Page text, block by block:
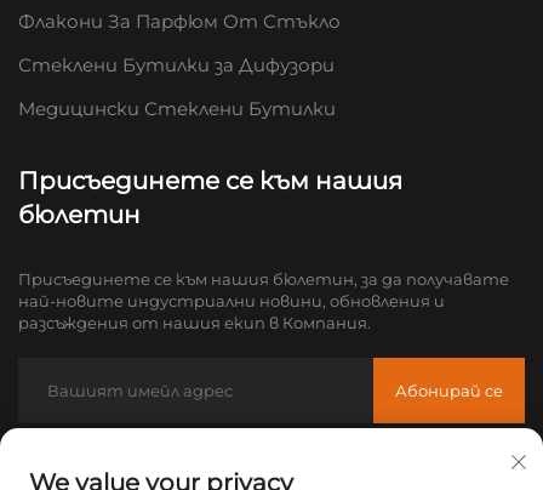
Флакони За Парфюм От Стъкло
Стеклени Бутилки за Дифузори
Медицински Стеклени Бутилки
Присъединете се към нашия
бюлетин
Присъединете се към нашия бюлетин, за да получавате
най-новите индустриални новини, обновления и
разсъждения от нашия екип в Компания.
Абонирай се
We value your privacy